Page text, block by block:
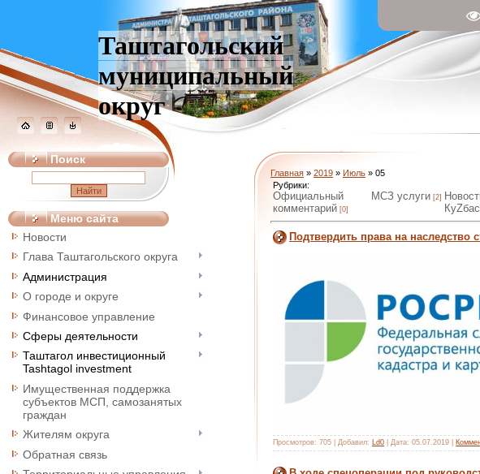
Таштагольский
муниципальный
округ
Поиск
Меню сайта
Новости
Глава Таштагольского округа
Администрация
О городе и округе
Финансовое управление
Сферы деятельности
Таштагол инвестиционный
Tashtagol investment
Имущественная поддержка
субъектов МСП, самозанятых
граждан
Жителям округа
Обратная связь
Главная » 2019 » Июль » 05
Рубрики:
Официальный
комментарий [0]
МСЗ услуги [2]
Подтвердить права на наследство
Просмотров: 705 Добавил: Ld0 Дата: 05.07.2019